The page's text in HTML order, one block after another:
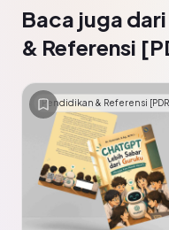
Baca juga
& Referensi
Pendidikan & Referensi